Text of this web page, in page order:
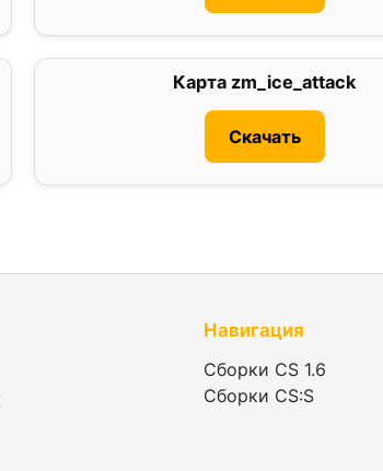
Карта zm_ice_attack
Скачать
Навигация
Сборки CS 1.6
Сборки CS:S